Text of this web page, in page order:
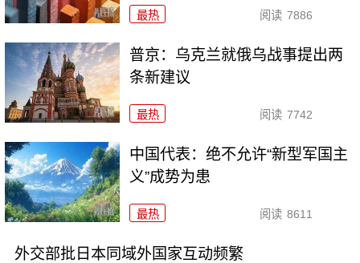
最热 阅读 7886
普京：乌克兰就俄乌战事提出两
条新建议
最热 阅读 7742
中国代表：绝不允许“新型军国主
义”成势为患
最热 阅读 8611
外交部批日本同域外国家互动频繁